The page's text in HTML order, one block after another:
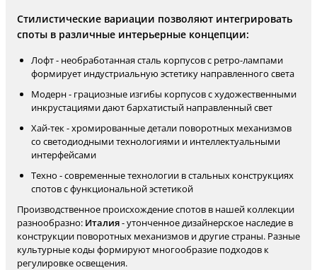
Стилистические вариации позволяют интегрировать
споты в различные интерьерные концепции:
Лофт - необработанная сталь корпусов с ретро-лампами
формирует индустриальную эстетику направленного света
Модерн - грациозные изгибы корпусов с художественными
инкрустациями дают бархатистый направленный свет
Хай-тек - хромированные детали поворотных механизмов
со светодиодными технологиями и интеллектуальными
интерфейсами
Техно - современные технологии в стальных конструкциях
спотов с функциональной эстетикой
Производственное происхождение спотов в нашей коллекции
разнообразно: Италия- утонченное дизайнерское наследие в
конструкции поворотных механизмов и другие страны. Разные
культурные коды формируют многообразие подходов к
регулировке освещения.